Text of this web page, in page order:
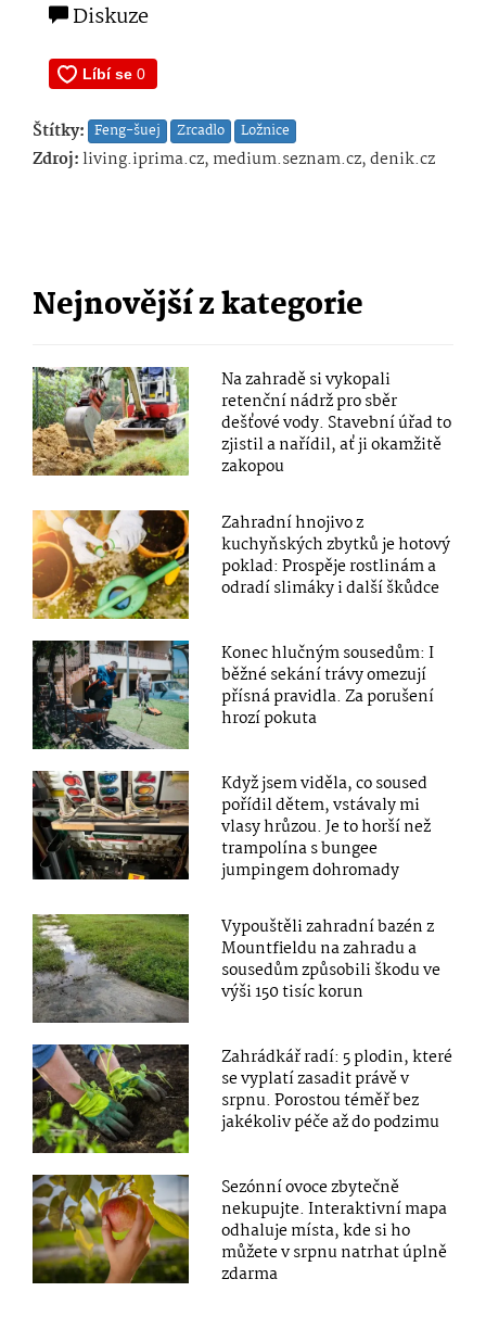
Diskuze
Štítky: Feng-šuej Zrcadlo Ložnice
Zdroj:living.iprima.cz, medium.seznam.cz, denik.cz
Nejnovější z kategorie
Na zahradě si vykopali
retenční nádrž pro sběr
dešťové vody. Stavební úřad to
zjistil a nařídil, ať ji okamžitě
zakopou
Zahradní hnojivo z
kuchyňských zbytků je hotový
poklad: Prospěje rostlinám a
odradí slimáky i další škůdce
Konec hlučným sousedům: I
běžné sekání trávy omezují
přísná pravidla. Za porušení
hrozí pokuta
Když jsem viděla, co soused
pořídil dětem, vstávaly mi
vlasy hrůzou. Je to horší než
trampolína s bungee
jumpingem dohromady
Vypouštěli zahradní bazén z
Mountfieldu na zahradu a
sousedům způsobili škodu ve
výši 150 tisíc korun
Zahrádkář radí: 5 plodin, které
se vyplatí zasadit právě v
srpnu. Porostou téměř bez
jakékoliv péče až do podzimu
Sezónní ovoce zbytečně
nekupujte. Interaktivní mapa
odhaluje místa, kde si ho
můžete v srpnu natrhat úplně
zdarma